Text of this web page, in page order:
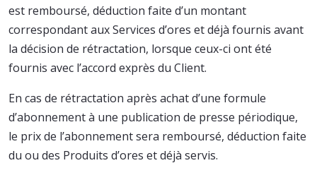
est remboursé, déduction faite d’un montant
correspondant aux Services d’ores et déjà fournis avant
la décision de rétractation, lorsque ceux-ci ont été
fournis avec l’accord exprès du Client.
En cas de rétractation après achat d’une formule
d’abonnement à une publication de presse périodique,
le prix de l’abonnement sera remboursé, déduction faite
du ou des Produits d’ores et déjà servis.